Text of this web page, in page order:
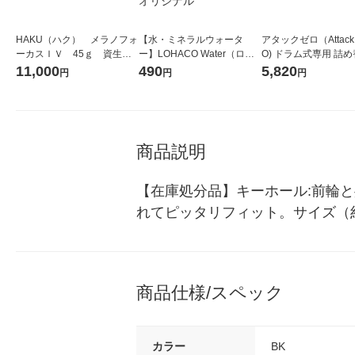
HAKU（ハク） メラノフォ
ーカスＩＶ 45ｇ 資生
堂 おまけ付き
11,000円
【水・ミネラルウォータ
ー】LOHACO Water（ロハ
コウォーター）2L ラベルレ
490円
アタックゼロ（
O) ドラム式専用 詰め
ガジャンボ 2300g 1
5,820円
商品説明
【在庫処分品】キーホール:前輪
れてピッタリフィット。サイズ
商品仕様/スペック
カラー BK